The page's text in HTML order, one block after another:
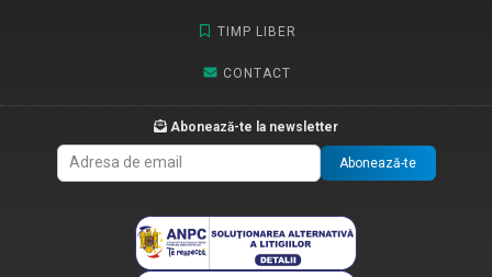
TIMP LIBER
CONTACT
Abonează-te la newsletter
Abonează-te